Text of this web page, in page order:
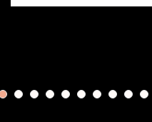
1 2 3 4 5 6 7 8 9 10